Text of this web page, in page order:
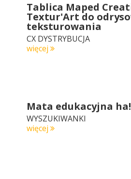
Tablica Maped
Textur'Art do
teksturowania
CX DYSTRYBUCJA
więcej
Mata edukacyjna
WYSZUKIWANKI
więcej